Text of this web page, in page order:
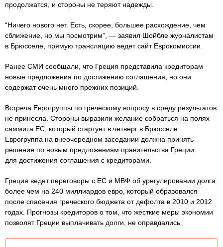
продолжатся, и стороны не теряют надежды.
“Ничего нового нет. Есть, скорее, большее расхождение, чем
сближение, но мы посмотрим”, — заявил Шойбле журналистам
в Брюсселе, прямую трансляцию ведет сайт Еврокомиссии.
Ранее СМИ сообщали, что Греция представила кредиторам
новые предложения по достижению соглашения, но они
содержат очень много прежних позиций.
Встреча Еврогруппы по греческому вопросу в среду результатов
не принесла. Стороны выразили желание собраться на полях
саммита ЕС, который стартует в четверг в Брюсселе.
Еврогруппа на внеочередном заседании должна принять
решение по новым предложениям правительства Греции
для достижения соглашения с кредиторами.
Греция ведет переговоры с ЕС и МВФ об урегулировании долга
более чем на 240 миллиардов евро, который образовался
после спасения греческого бюджета от дефолта в 2010 и 2012
годах. Прогнозы кредиторов о том, что жесткие меры экономии
позволят Греции выплачивать долги, не оправдались.